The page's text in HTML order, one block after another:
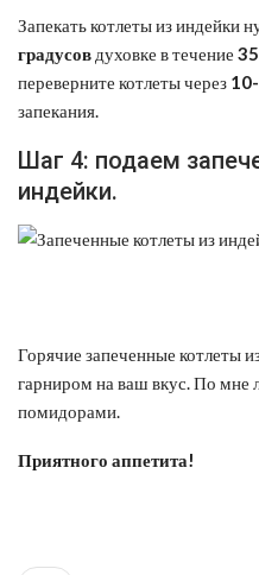
Запекать котлеты из индейки
градусов духовке в течение
переверните котлеты через
запекания.
Шаг 4: подаем
индейки.
Горячие запеченные котлеты
гарниром на ваш вкус. По мне
помидорами.
Приятного аппетита!